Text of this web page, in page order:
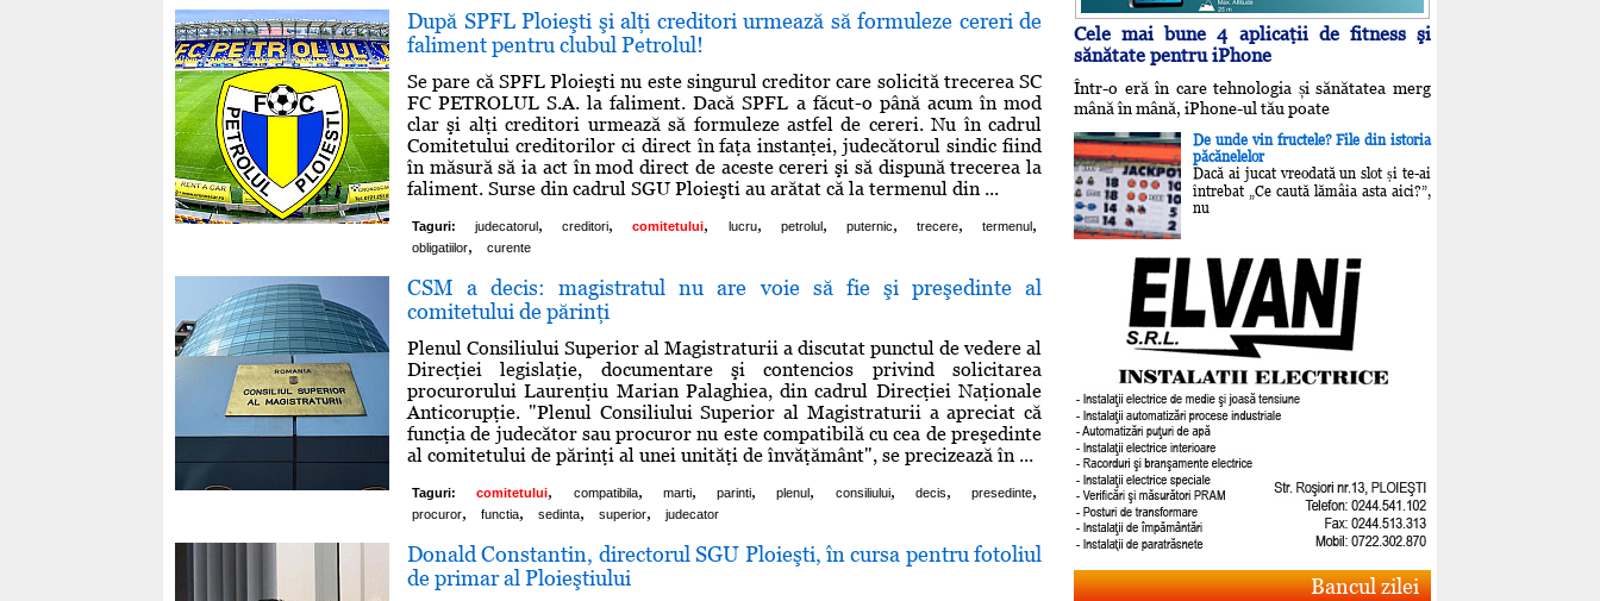
După SPFL Ploieşti şi alţi creditori urmează să formuleze cereri de
faliment pentru clubul Petrolul!
Se pare că SPFL Ploieşti nu este singurul creditor care solicită trecerea SC
FC PETROLUL S.A. la faliment. Dacă SPFL a făcut-o până acum în mod
clar şi alţi creditori urmează să formuleze astfel de cereri. Nu în cadrul
Comitetului creditorilor ci direct în faţa instanţei, judecătorul sindic fiind
în măsură să ia act în mod direct de aceste cereri şi să dispună trecerea la
faliment. Surse din cadrul SGU Ploieşti au arătat că la termenul din ...
Taguri: judecatorul, creditori, comitetului, lucru, petrolul, puternic, trecere, termenul,
obligatiilor, curente
CSM a decis: magistratul nu are voie să fie şi preşedinte al
comitetului de părinţi
Plenul Consiliului Superior al Magistraturii a discutat punctul de vedere al
Direcţiei legislaţie, documentare şi contencios privind solicitarea
procurorului Laurenţiu Marian Palaghiea, din cadrul Direcţiei Naţionale
Anticorupţie. "Plenul Consiliului Superior al Magistraturii a apreciat că
funcţia de judecător sau procuror nu este compatibilă cu cea de preşedinte
al comitetului de părinţi al unei unităţi de învăţământ", se precizează în ...
Taguri: comitetului, compatibila, marti, parinti, plenul, consiliului, decis, presedinte,
procuror, functia, sedinta, superior, judecator
Donald Constantin, directorul SGU Ploieşti, în cursa pentru fotoliul
de primar al Ploieştiului
Cele mai bune 4 aplicaţii de fitness şi
sănătate pentru iPhone
Într-o eră în care tehnologia și sănătatea merg
mână în mână, iPhone-ul tău poate
De unde vin fructele? File din istoria
păcănelelor
Dacă ai jucat vreodată un slot și te-ai
întrebat „Ce caută lămâia asta aici?”,
nu
Bancul zilei